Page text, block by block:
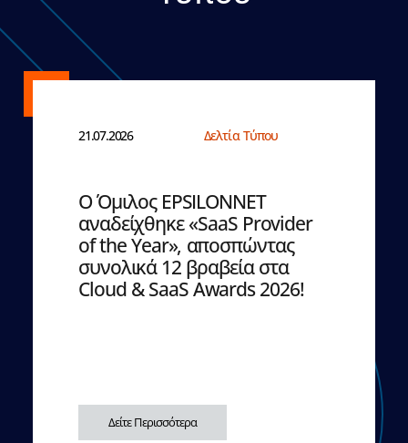
21.07.2026 Δελτία Τύπου
Ο Όμιλος EPSILONNET
αναδείχθηκε «SaaS Provider
of the Year», αποσπώντας
συνολικά 12 βραβεία στα
Cloud & SaaS Awards 2026!
Δείτε Περισσότερα